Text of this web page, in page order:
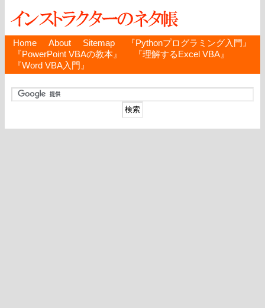
Home About Sitemap
『Pythonプログラミング入門』
『PowerPoint VBAの教本』
『理解するExcel VBA』
『Word VBA入門』